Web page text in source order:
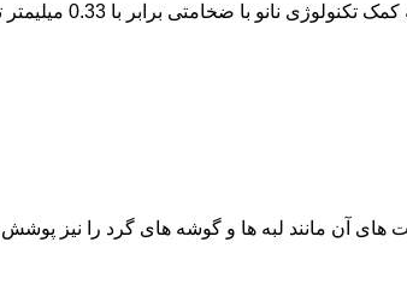
آن مانند لبه ها و گوشه های گرد را نیز پوشش